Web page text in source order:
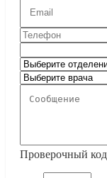
Проверочный